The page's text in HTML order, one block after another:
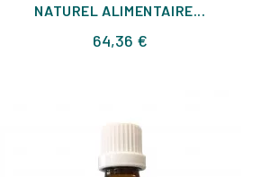
NATUREL ALIMENTAIRE...
64,36 €Prix